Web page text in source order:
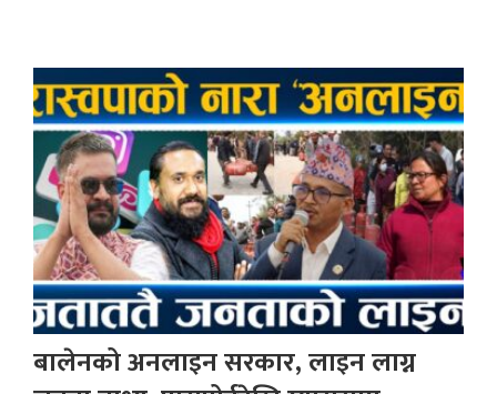
बालेनको अनलाइन सरकार, लाइन लाग्न